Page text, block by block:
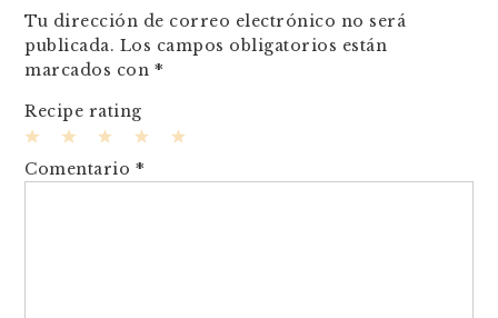
Tu dirección de correo electrónico no será
publicada. Los campos obligatorios están
marcados con *
Recipe rating
Stars
4
Stars
3
Stars
2
Stars
1
Star
Comentario *